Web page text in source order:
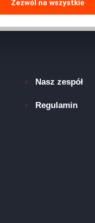
Zezwól na wszystkie
Nasz zespół
Regulamin